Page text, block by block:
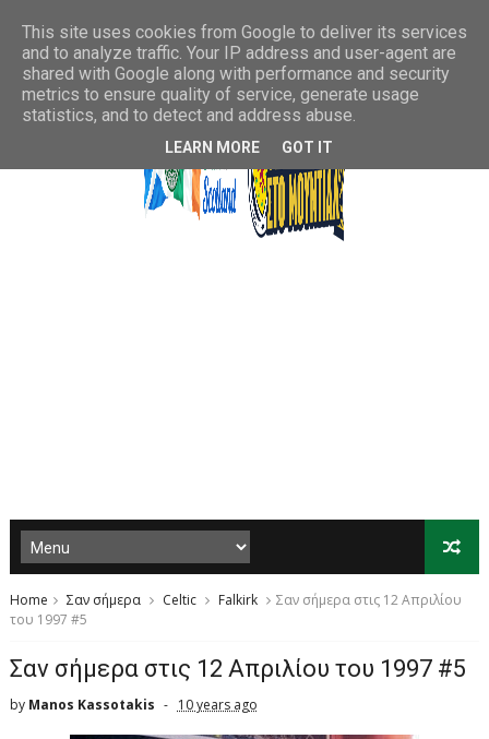
Home Σαν σήμερα Celtic Falkirk
Σαν σήμερα στις 12 Απριλίου
του 1997 #5
Σαν σήμερα στις 12 Απριλίου του 1997 #5
by Manos Kassotakis 10 years ago
This site uses cookies from Google to deliver its services
and to analyze traffic. Your IP address and user-agent are
shared with Google along with performance and security
metrics to ensure quality of service, generate usage
statistics, and to detect and address abuse.
LEARN MORE GOT IT